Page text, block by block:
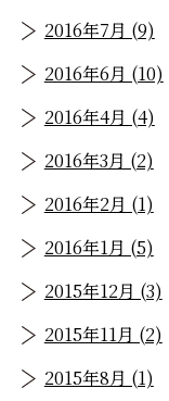
2016年7月 (9)
2016年6月 (10)
2016年4月 (4)
2016年3月 (2)
2016年2月 (1)
2016年1月 (5)
2015年12月 (3)
2015年11月 (2)
2015年8月 (1)